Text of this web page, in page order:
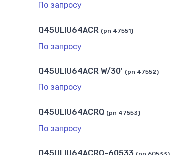
По запросу
Q45ULIU64ACR (pn 47551)
По запросу
Q45ULIU64ACR W/30' (pn 47552)
По запросу
Q45ULIU64ACRQ (pn 47553)
По запросу
Q45ULIU64ACRQ-60533